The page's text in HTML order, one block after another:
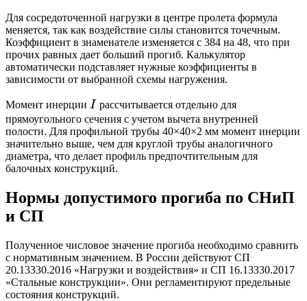
Для сосредоточенной нагрузки в центре пролета формула
меняется, так как воздействие силы становится точечным.
Коэффициент в знаменателе изменяется с 384 на 48, что при
прочих равных дает больший прогиб. Калькулятор
автоматически подставляет нужные коэффициенты в
зависимости от выбранной схемы нагружения.
Момент инерции I
I рассчитывается отдельно для
прямоугольного сечения с учетом вычета внутренней
полости. Для профильной трубы 40×40×2 мм момент инерции
значительно выше, чем для круглой трубы аналогичного
диаметра, что делает профиль предпочтительным для
балочных конструкций.
Нормы допустимого прогиба по СНиП
и СП
Полученное числовое значение прогиба необходимо сравнить
с нормативным значением. В России действуют СП
20.13330.2016 «Нагрузки и воздействия» и СП 16.13330.2017
«Стальные конструкции». Они регламентируют предельные
состояния конструкций.